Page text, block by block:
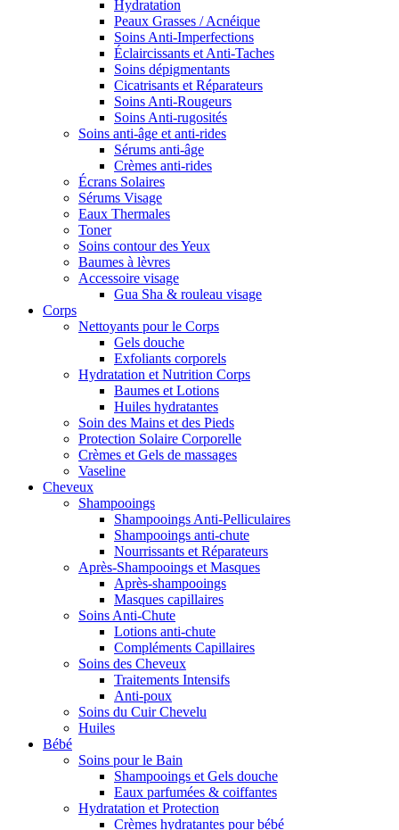
Hydratation
Peaux Grasses / Acnéique
Soins Anti-Imperfections
Éclaircissants et Anti-Taches
Soins dépigmentants
Cicatrisants et Réparateurs
Soins Anti-Rougeurs
Soins Anti-rugosités
Soins anti-âge et anti-rides
Sérums anti-âge
Crèmes anti-rides
Écrans Solaires
Sérums Visage
Eaux Thermales
Toner
Soins contour des Yeux
Baumes à lèvres
Accessoire visage
Gua Sha & rouleau visage
Corps
Nettoyants pour le Corps
Gels douche
Exfoliants corporels
Hydratation et Nutrition Corps
Baumes et Lotions
Huiles hydratantes
Soin des Mains et des Pieds
Protection Solaire Corporelle
Crèmes et Gels de massages
Vaseline
Cheveux
Shampooings
Shampooings Anti-Pelliculaires
Shampooings anti-chute
Nourrissants et Réparateurs
Après-Shampooings et Masques
Après-shampooings
Masques capillaires
Soins Anti-Chute
Lotions anti-chute
Compléments Capillaires
Soins des Cheveux
Traitements Intensifs
Anti-poux
Soins du Cuir Chevelu
Huiles
Bébé
Soins pour le Bain
Shampooings et Gels douche
Eaux parfumées & coiffantes
Hydratation et Protection
Crèmes hydratantes pour bébé